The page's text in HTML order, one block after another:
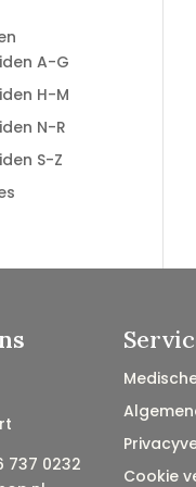
A-G
H-M
N-R
S-Z
737 0232
Cookie